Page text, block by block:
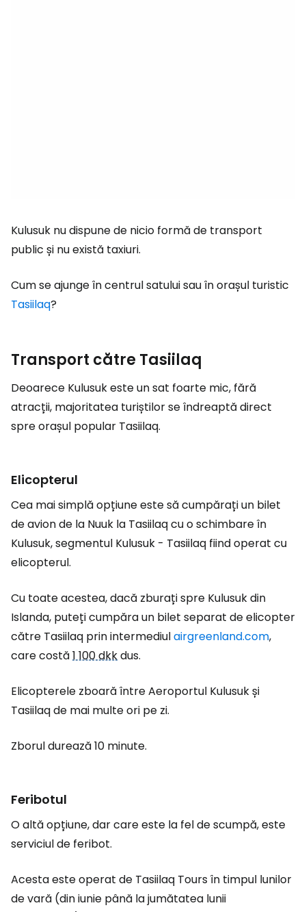
Kulusuk nu dispune de nicio formă de transport
public și nu există taxiuri.
Cum se ajunge în centrul satului sau în orașul turistic
Tasiilaq?
Transport către Tasiilaq
Deoarece Kulusuk este un sat foarte mic, fără
atracții, majoritatea turiștilor se îndreaptă direct
spre orașul popular Tasiilaq.
Elicopterul
Cea mai simplă opțiune este să cumpărați un bilet
de avion de la Nuuk la Tasiilaq cu o schimbare în
Kulusuk, segmentul Kulusuk - Tasiilaq fiind operat cu
elicopterul.
Cu toate acestea, dacă zburați spre Kulusuk din
Islanda, puteți cumpăra un bilet separat de elicopter
către Tasiilaq prin intermediulairgreenland.com,
care costă1 100 dkkdus.
Elicopterele zboară între Aeroportul Kulusuk și
Tasiilaq de mai multe ori pe zi.
Zborul durează 10 minute.
Feribotul
O altă opțiune, dar care este la fel de scumpă, este
serviciul de feribot.
Acesta este operat de Tasiilaq Tours în timpul lunilor
de vară (din iunie până la jumătatea lunii